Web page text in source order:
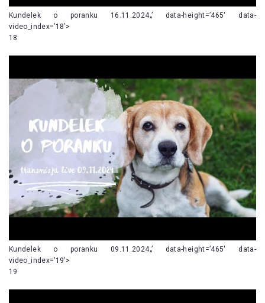
Kundelek o poranku 16.11.2024„’ data-height=’465′ data-
video_index=’18’>
18
Kundelek o poranku 09.11.2024„’ data-height=’465′ data-
video_index=’19’>
19